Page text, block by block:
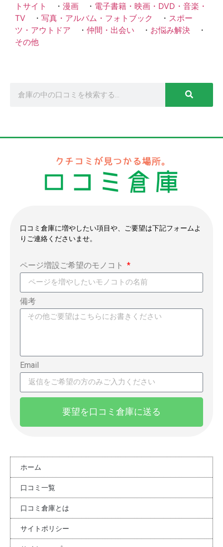
トサイト
・ 漫画 ・ 電子書籍・映画・DVD・音楽・
TV ・ 写真・アルバム・フォトブック ・ スポー
ツ・アウトドア ・ 仲間・出会い ・ お悩み解決 ・
その他
口コミ倉庫に増やしたい項目や、ご要望は下記フォームよ
りご連絡くださいませ。
ページ増設ご希望のモノコト
備考
Email
要望を口コミ倉庫に送る
ホーム
口コミ一覧
口コミ倉庫とは
サイトポリシー